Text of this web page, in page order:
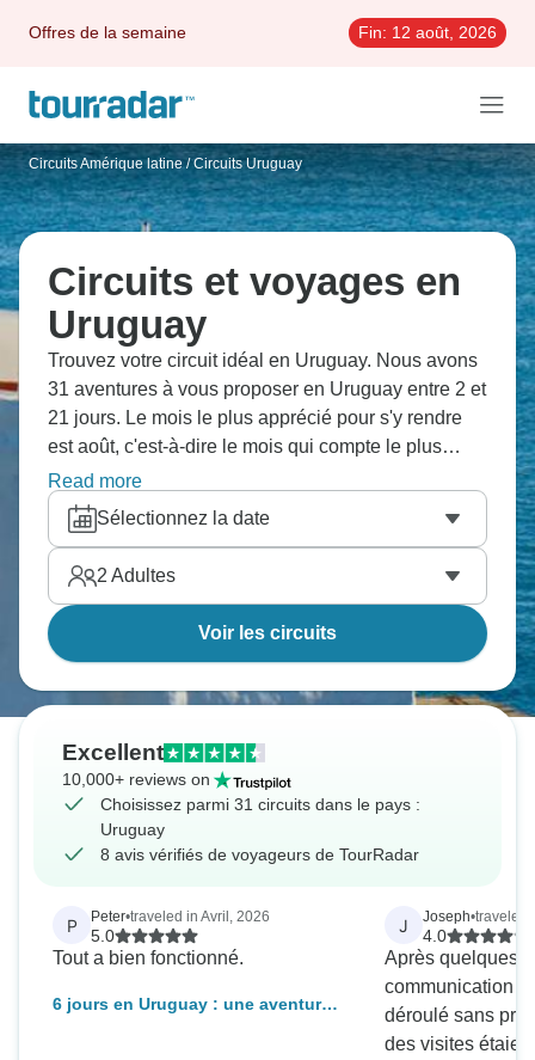
Offres de la semaine Fin: 12 août, 2026
Circuits Amérique latine / Circuits Uruguay
Circuits et voyages en
Uruguay
Trouvez votre circuit idéal en Uruguay. Nous avons
31 aventures à vous proposer en Uruguay entre 2 et
21 jours. Le mois le plus apprécié pour s'y rendre
est août, c'est-à-dire le mois qui compte le plus
grand nombre de départs.
Read more
Sélectionnez la date
2 Adultes
Voir les circuits
Excellent
10,000+ reviews on
Choisissez parmi 31 circuits dans le pays :
Uruguay
8 avis vérifiés de voyageurs de TourRadar
P Peter•traveled in Avril, 2026
5.0
Tout a bien fonctionné.
6 jours en Uruguay : une aventure
J Joseph•traveled
4.0
Après quelques
communication
déroulé sans
des visites